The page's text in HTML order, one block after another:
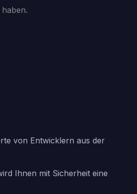
von Entwicklern aus der
Ihnen mit Sicherheit eine